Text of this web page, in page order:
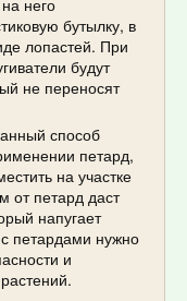
бутылку, в
лопастей. При
будут
не переносят
способ
петард,
на участке
от петард даст
напугает
петардами нужно
и